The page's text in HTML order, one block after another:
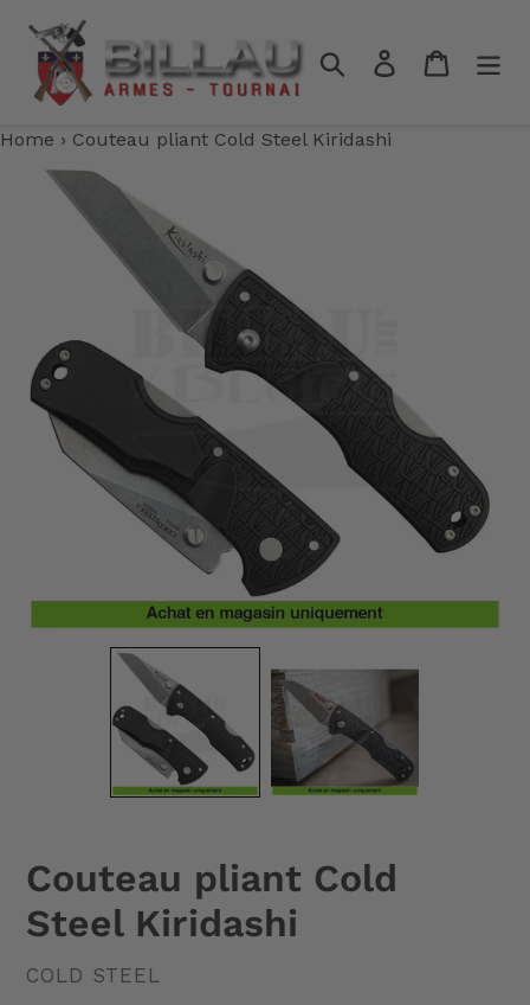
contenu
RechercherSe connecter
Panier
Home › Couteau pliant Cold Steel Kiridashi
Couteau pliant Cold
Steel Kiridashi
DISTRIBUTEUR
COLD STEEL